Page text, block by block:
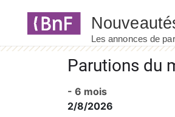
Parutions du
- 6 mois
2/8/2026